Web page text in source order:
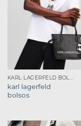
KARL LAGERFELD BOLSOS
karl lagerfeld
bolsos